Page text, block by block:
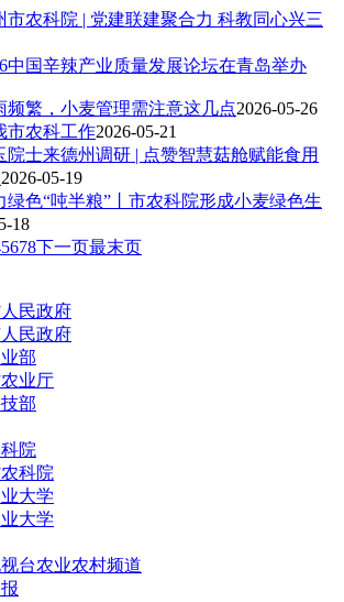
市农科院 | 党建联建聚合力 科教同心兴三
中国辛辣产业质量发展论坛在青岛举办
频繁，小麦管理需注意这几点2026-05-26
市农科工作2026-05-21
院士来德州调研 | 点赞智慧菇舱赋能食用
2026-05-19
绿色“吨半粮”丨市农科院形成小麦绿色生
18
5678下一页最末页
民政府
民政府
部
业厅
部
院
科院
大学
大学
台农业农村频道